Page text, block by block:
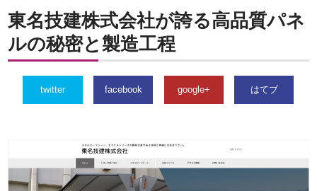
東名技建株式会社が誇る高品質パネ
ルの秘密と製造工程
twitter facebook google+ はてブ